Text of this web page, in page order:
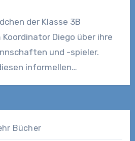
der Klasse 3B
Diego über ihre
und -spieler.
informellen…
Bücher